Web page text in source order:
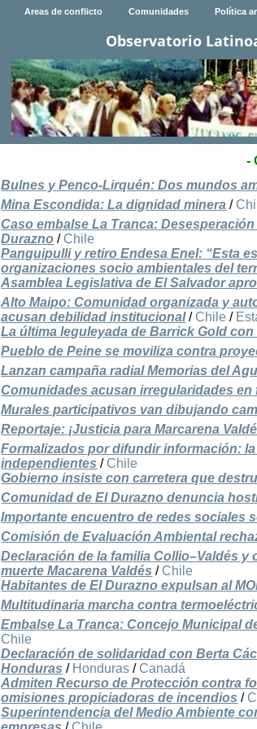
Areas de conflicto Comunidades Política
Observatorio
-
Bulnes y Penco-Lirquén: Dos mundos
Mina Escondida: La dignidad minera /
Caso embalse La Tranca:
Durazno / Chile
Panguipulli y retiro Endesa Enel: “Esta
organizaciones socio ambientales del
Asamblea Legislativa de El Salvador
Alto Maipo: Comunidad organizada y
acusan debilidad institucional/ Chile /
La última leguleyada de Barrick Gold
Pueblo de Peine se moviliza contra
Lanzan campaña radial Memorias del
Comunidades acusan irregularidades en
Murales participativos van dibujando
Reportaje: ¡Justicia para Marcarena
Formalizados por difundir información:
independientes / Chile
Gobierno insiste con carretera que
Comunidad de El Durazno denuncia
Importante encuentro de redes sociales
Comisión de Evaluación Ambiental
Declaración de la familia Collio–Valdés
muerte Macarena Valdés / Chile
Habitantes de El Durazno expulsan al
Multitudinaria marcha contra
Embalse La Tranca: Concejo Municipal
Chile
Declaración de solidaridad con Berta
Honduras / Honduras / Canadá
Admiten Recurso de Protección contra
omisiones propiciadoras de incendios /
Superintendencia del Medio Ambiente